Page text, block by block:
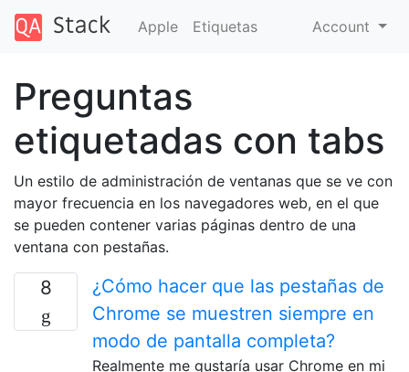
Apple Etiquetas Account
Preguntas
etiquetadas con tabs
Un estilo de administración de ventanas que se ve con
mayor frecuencia en los navegadores web, en el que
se pueden contener varias páginas dentro de una
ventana con pestañas.
8
¿Cómo hacer que las pestañas de
Chrome se muestren siempre en
modo de pantalla completa?
Realmente me gustaría usar Chrome en mi